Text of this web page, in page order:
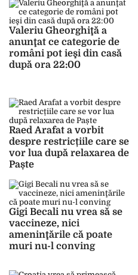
mai. Lista centrelor de
imunizare din Iași
Valeriu Gheorghiţă a
anunţat ce categorie de
români pot ieşi din casă
după ora 22:00
Raed Arafat a vorbit
despre restricțiile care se
vor lua după relaxarea de
Paște
Gigi Becali nu vrea să se
vaccineze, nici
ameninţările că poate
muri nu-l conving